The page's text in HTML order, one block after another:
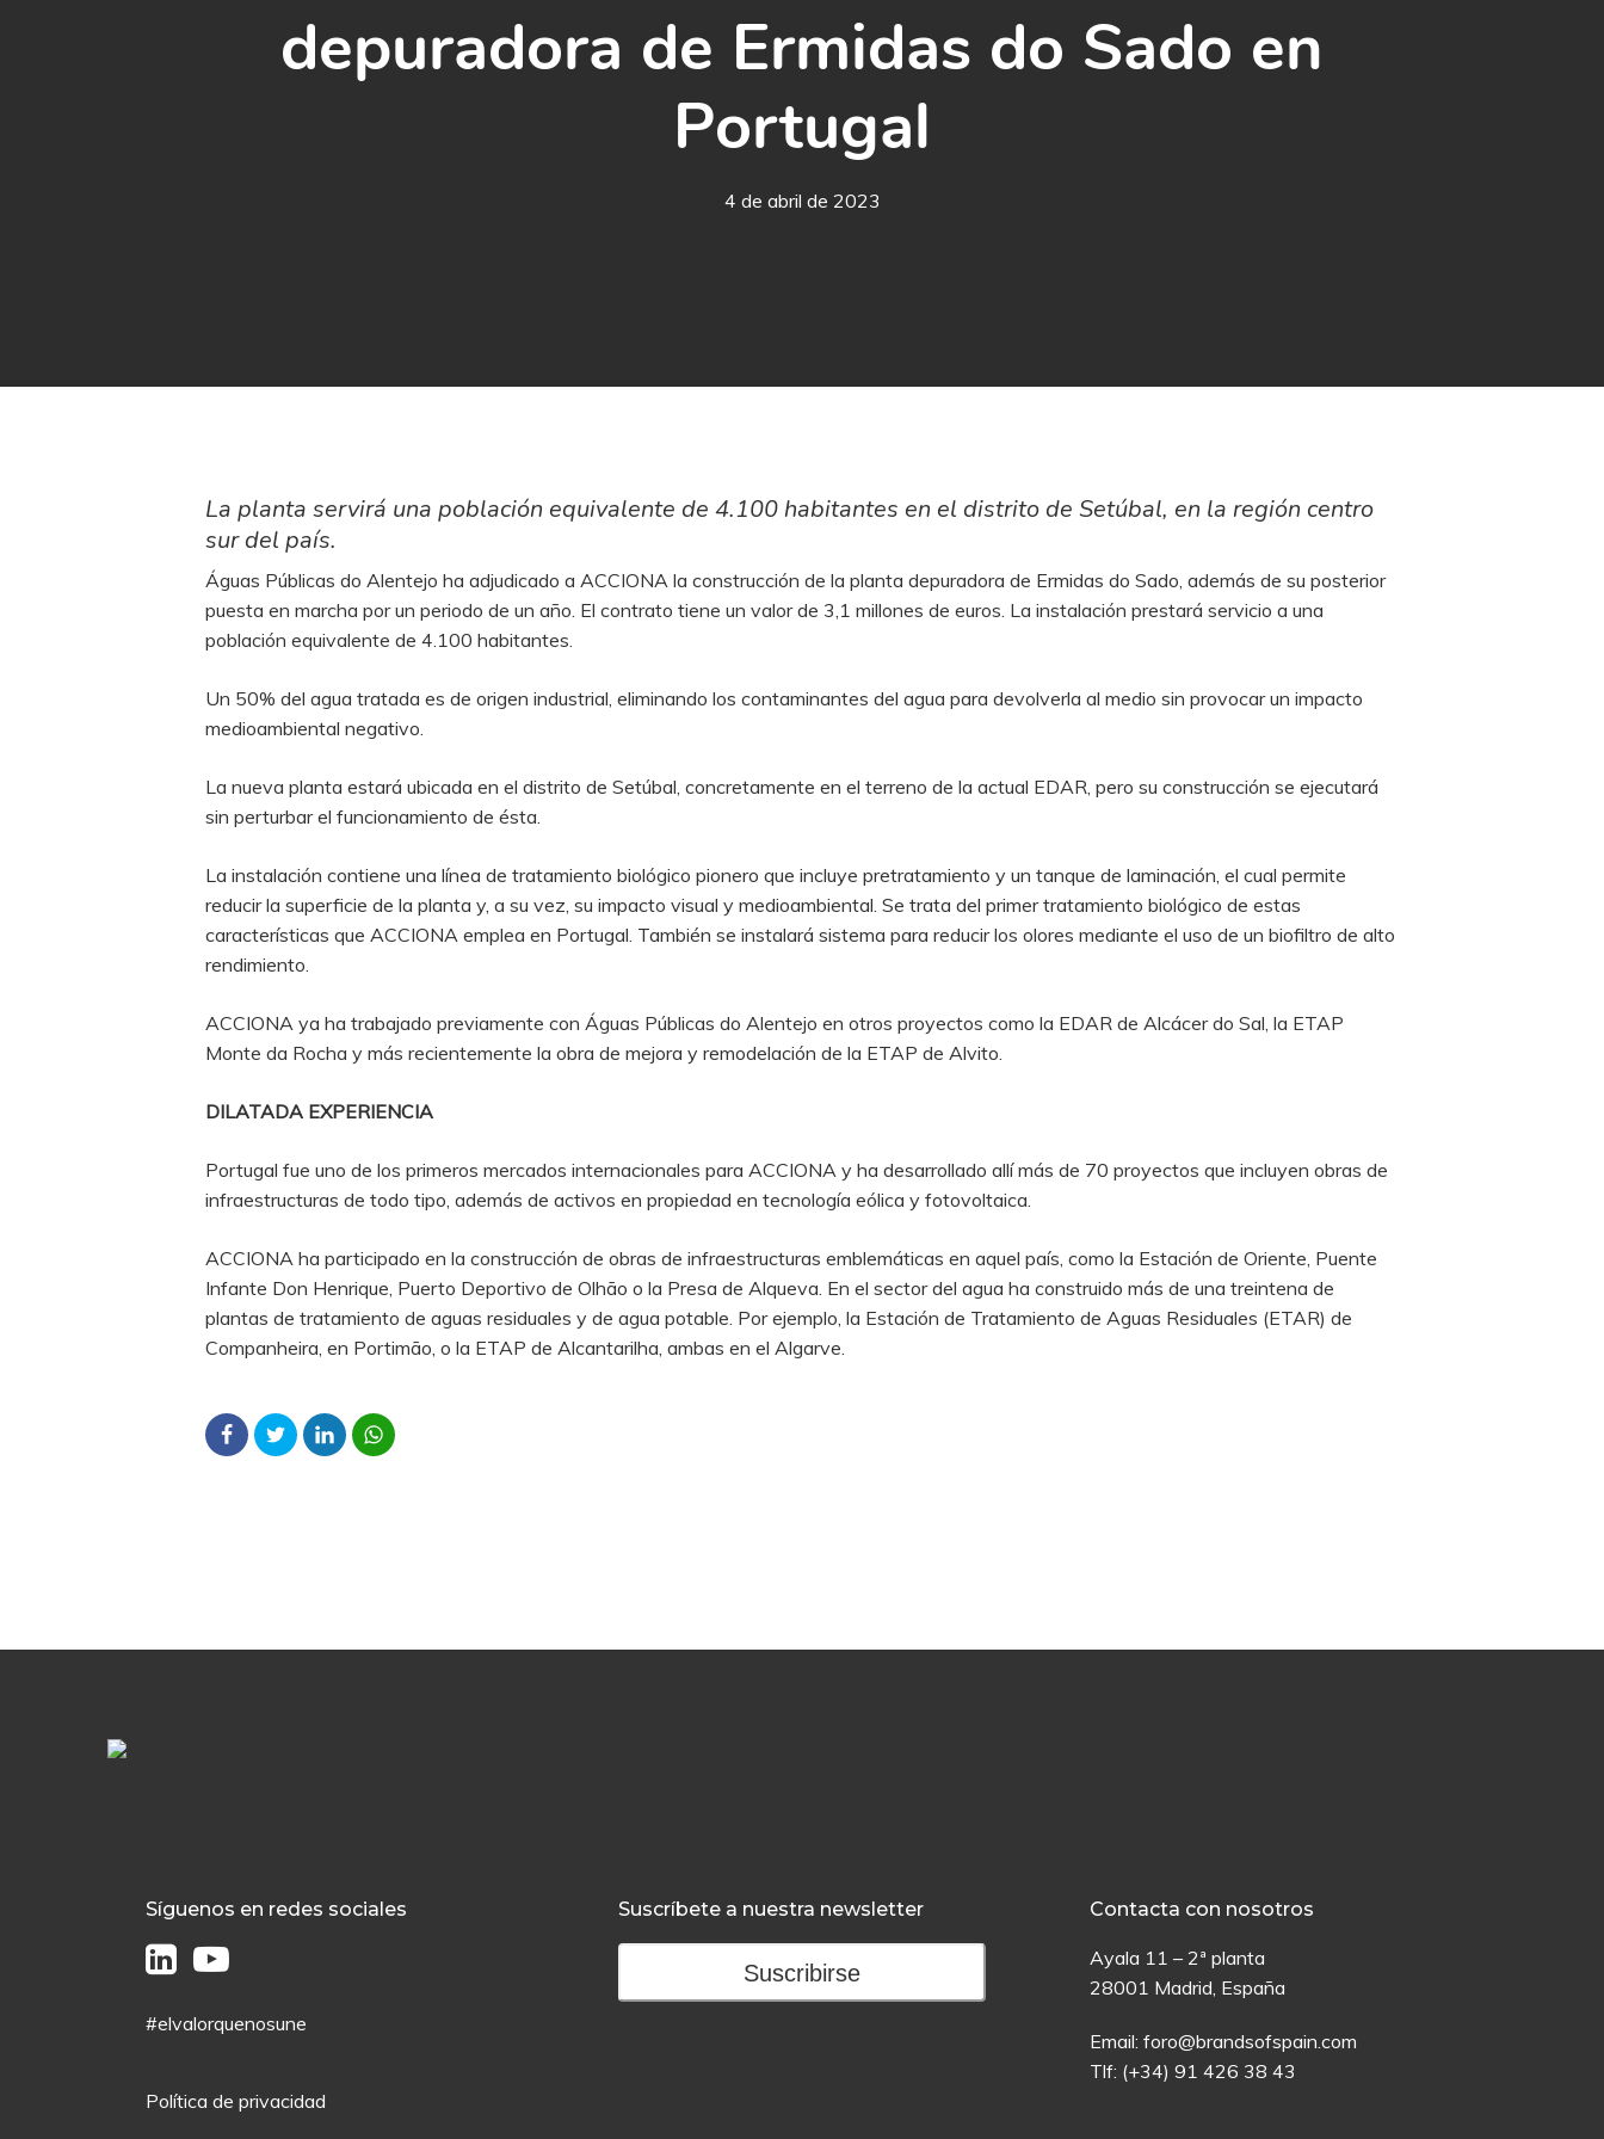
depuradora de Ermidas do Sado en
Portugal
4 de abril de 2023
La planta servirá una población equivalente de 4.100 habitantes en el distrito de Setúbal, en la región centro
sur del país.
Águas Públicas do Alentejo ha adjudicado a ACCIONA la construcción de la planta depuradora de Ermidas do Sado, además de su posterior
puesta en marcha por un periodo de un año. El contrato tiene un valor de 3,1 millones de euros. La instalación prestará servicio a una
población equivalente de 4.100 habitantes.
Un 50% del agua tratada es de origen industrial, eliminando los contaminantes del agua para devolverla al medio sin provocar un impacto
medioambiental negativo.
La nueva planta estará ubicada en el distrito de Setúbal, concretamente en el terreno de la actual EDAR, pero su construcción se ejecutará
sin perturbar el funcionamiento de ésta.
La instalación contiene una línea de tratamiento biológico pionero que incluye pretratamiento y un tanque de laminación, el cual permite
reducir la superficie de la planta y, a su vez, su impacto visual y medioambiental. Se trata del primer tratamiento biológico de estas
características que ACCIONA emplea en Portugal. También se instalará sistema para reducir los olores mediante el uso de un biofiltro de alto
rendimiento.
ACCIONA ya ha trabajado previamente con Águas Públicas do Alentejo en otros proyectos como la EDAR de Alcácer do Sal, la ETAP
Monte da Rocha y más recientemente la obra de mejora y remodelación de la ETAP de Alvito.
DILATADA EXPERIENCIA
Portugal fue uno de los primeros mercados internacionales para ACCIONA y ha desarrollado allí más de 70 proyectos que incluyen obras de
infraestructuras de todo tipo, además de activos en propiedad en tecnología eólica y fotovoltaica.
ACCIONA ha participado en la construcción de obras de infraestructuras emblemáticas en aquel país, como la Estación de Oriente, Puente
Infante Don Henrique, Puerto Deportivo de Olhão o la Presa de Alqueva. En el sector del agua ha construido más de una treintena de
plantas de tratamiento de aguas residuales y de agua potable. Por ejemplo, la Estación de Tratamiento de Aguas Residuales (ETAR) de
Companheira, en Portimão, o la ETAP de Alcantarilha, ambas en el Algarve.
Síguenos en redes sociales
#elvalorquenosune
Política de privacidad
Suscríbete a nuestra newsletter
Suscribirse
Contacta con nosotros
Ayala 11 – 2ª planta
28001 Madrid, España
Email:foro@brandsofspain.com
Tlf: (+34) 91 426 38 43